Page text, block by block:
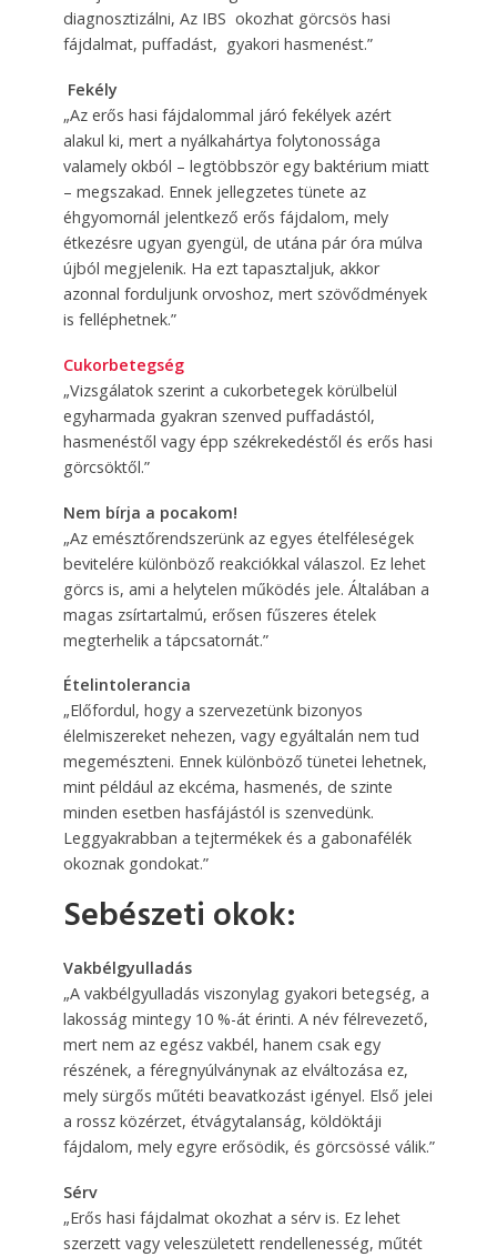
diagnosztizálni, Az IBS okozhat görcsös hasi
fájdalmat, puffadást, gyakori hasmenést.”
Fekély
„Az erős hasi fájdalommal járó fekélyek azért
alakul ki, mert a nyálkahártya folytonossága
valamely okból – legtöbbször egy baktérium miatt
– megszakad. Ennek jellegzetes tünete az
éhgyomornál jelentkező erős fájdalom, mely
étkezésre ugyan gyengül, de utána pár óra múlva
újból megjelenik. Ha ezt tapasztaljuk, akkor
azonnal forduljunk orvoshoz, mert szövődmények
is felléphetnek.”
Cukorbetegség
„Vizsgálatok szerint a cukorbetegek körülbelül
egyharmada gyakran szenved puffadástól,
hasmenéstől vagy épp székrekedéstől és erős hasi
görcsöktől.”
Nem bírja a pocakom!
„Az emésztőrendszerünk az egyes ételféleségek
bevitelére különböző reakciókkal válaszol. Ez lehet
görcs is, ami a helytelen működés jele. Általában a
magas zsírtartalmú, erősen fűszeres ételek
megterhelik a tápcsatornát.”
Ételintolerancia
„Előfordul, hogy a szervezetünk bizonyos
élelmiszereket nehezen, vagy egyáltalán nem tud
megemészteni. Ennek különböző tünetei lehetnek,
mint például az ekcéma, hasmenés, de szinte
minden esetben hasfájástól is szenvedünk.
Leggyakrabban a tejtermékek és a gabonafélék
okoznak gondokat.”
Sebészeti okok:
Vakbélgyulladás
„A vakbélgyulladás viszonylag gyakori betegség, a
lakosság mintegy 10 %-át érinti. A név félrevezető,
mert nem az egész vakbél, hanem csak egy
részének, a féregnyúlványnak az elváltozása ez,
mely sürgős műtéti beavatkozást igényel. Első jelei
a rossz közérzet, étvágytalanság, köldöktáji
fájdalom, mely egyre erősödik, és görcsössé válik.”
Sérv
„Erős hasi fájdalmat okozhat a sérv is. Ez lehet
szerzett vagy veleszületett rendellenesség, műtét